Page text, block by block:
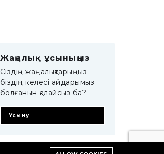
Жаңалық ұсыныңыз
Сіздің жаңалықтарыңыз
біздің келесі айдарымыз
болғанын қалайсыз ба?
Ұсыну